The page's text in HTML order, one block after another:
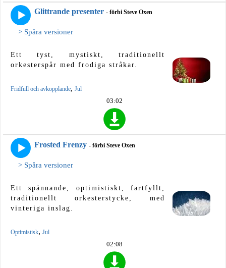
Glittrande presenter - förbi Steve Oxen
> Spåra versioner
Ett tyst, mystiskt, traditionellt
orkesterspår med frodiga stråkar.
Fridfull och avkopplande, Jul
03:02
Frosted Frenzy - förbi Steve Oxen
> Spåra versioner
Ett spännande, optimistiskt, fartfyllt,
traditionellt orkesterstycke, med
vinteriga inslag.
Optimistisk, Jul
02:08